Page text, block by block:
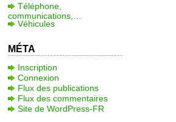
Téléphone,
communications,…
Véhicules
MÉTA
Inscription
Connexion
Flux des publications
Flux des commentaires
Site de WordPress-FR